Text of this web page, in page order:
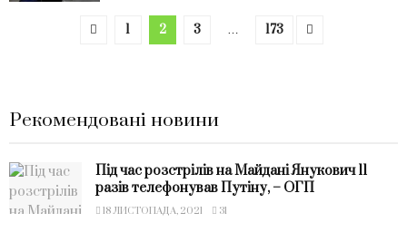
1 2 3 … 173
Рекомендовані новини
Під час розстрілів на Майдані Янукович 11
разів телефонував Путіну, – ОГП
18 ЛИСТОПАДА, 2021 31